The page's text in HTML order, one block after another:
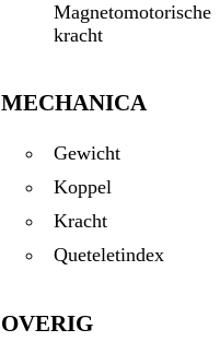
Magnetomotorische
kracht
MECHANICA
Gewicht
Koppel
Kracht
Queteletindex
OVERIG